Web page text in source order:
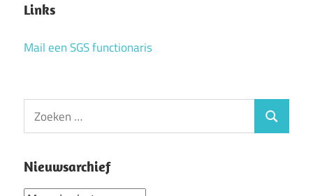
Links
Mail een SGS functionaris
Zoeken
naar:
Zoeken
Nieuwsarchief